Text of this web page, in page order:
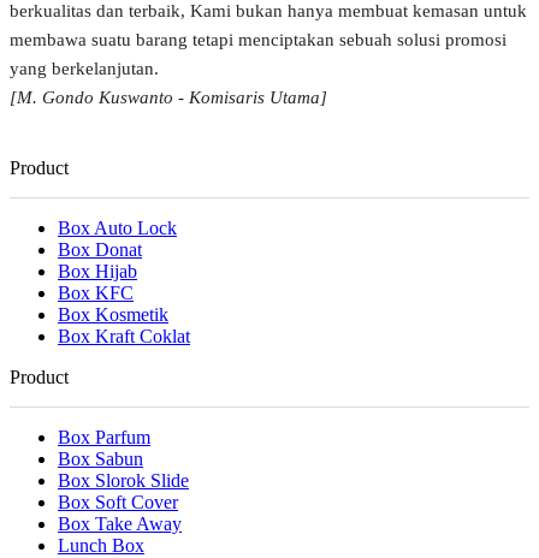
berkualitas dan terbaik, Kami bukan hanya membuat kemasan untuk
membawa suatu barang tetapi menciptakan sebuah solusi promosi
yang berkelanjutan.
[M. Gondo Kuswanto - Komisaris Utama]
Product
Box Auto Lock
Box Donat
Box Hijab
Box KFC
Box Kosmetik
Box Kraft Coklat
Product
Box Parfum
Box Sabun
Box Slorok Slide
Box Soft Cover
Box Take Away
Lunch Box